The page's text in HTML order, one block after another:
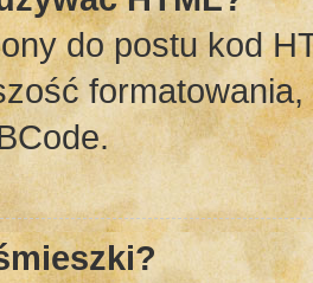
do postu kod